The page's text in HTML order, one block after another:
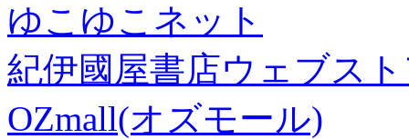
ゆこゆこネット
紀伊國屋書店ウェブス
OZmall(オズモール)